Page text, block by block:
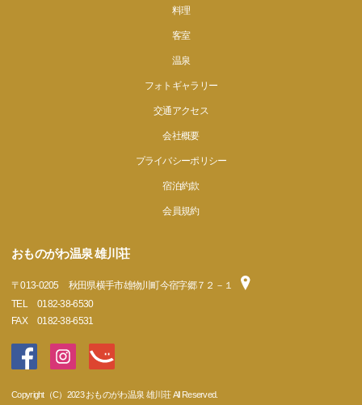
料理
客室
温泉
フォトギャラリー
交通アクセス
会社概要
プライバシーポリシー
宿泊約款
会員規約
おものがわ温泉 雄川荘
〒013-0205
秋田県横手市雄物川町今宿字郷７２－１
TEL
0182-38-6530
FAX
0182-38-6531
Copyright（C）2023 おものがわ温泉 雄川荘 All Reserved.